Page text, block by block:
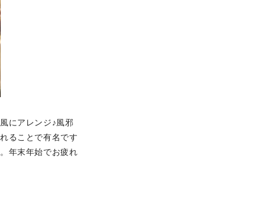
にアレンジ♪風邪
ることで有名です
年末年始でお疲れ